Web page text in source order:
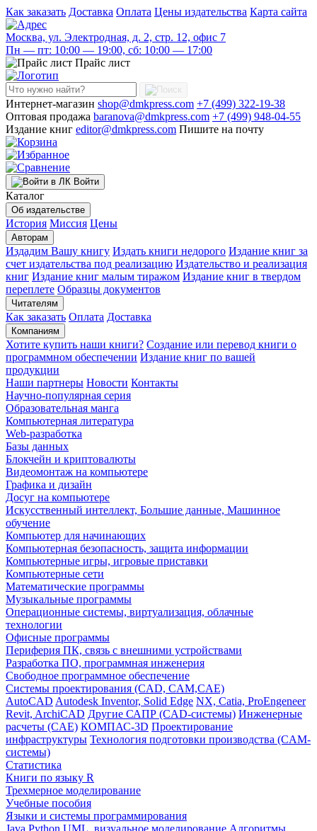
Как заказать Доставка Оплата Цены издательства Карта сайта
Москва, ул. Электродная, д. 2, стр. 12, офис 7
Пн — пт: 10:00 — 19:00, сб: 10:00 — 17:00
Прайс лист
Интернет-магазин shop@dmkpress.com +7 (499) 322-19-38
Оптовая продажа baranova@dmkpress.com +7 (499) 948-04-55
Издание книг editor@dmkpress.com Пишите на почту
Войти
Каталог
Об издательстве
История Миссия Цены
Авторам
Издадим Вашу книгу Издать книги недорого Издание книг за
счет издательства под реализацию Издательство и реализация
книг Издание книг малым тиражом Издание книг в твердом
переплете Образцы документов
Читателям
Как заказать Оплата Доставка
Компаниям
Хотите купить наши книги? Создание или перевод книги о
программном обеспечении Издание книг по вашей
продукции
Наши партнеры Новости Контакты
Научно-популярная серия
Образовательная манга
Компьютерная литература
Web-разработка
Базы данных
Блокчейн и криптовалюты
Видеомонтаж на компьютере
Графика и дизайн
Досуг на компьютере
Искусственный интеллект, Большие данные, Машинное
обучение
Компьютер для начинающих
Компьютерная безопасность, защита информации
Компьютерные игры, игровые приставки
Компьютерные сети
Математические программы
Музыкальные программы
Операционные системы, виртуализация, облачные
технологии
Офисные программы
Периферия ПК, связь с внешними устройствами
Разработка ПО, программная инженерия
Свободное программное обеспечение
Системы проектирования (CAD, CAM,CAE)
AutoCAD Autodesk Inventor, Solid Edge NX, Catia, ProEngeneer
Revit, ArchiCAD Другие САПР (CAD-системы) Инженерные
расчеты (CAE) КОМПАС-3D Проектирование
инфраструктуры Технология подготовки производства (CAM-
системы)
Статистика
Книги по языку R
Трехмерное моделирование
Учебные пособия
Языки и системы программирования
Java Python UML, визуальное моделирование Алгоритмы